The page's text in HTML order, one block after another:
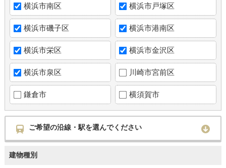
横浜市南区 横浜市戸塚区
横浜市磯子区 横浜市港南区
横浜市栄区 横浜市金沢区
横浜市泉区 川崎市宮前区
鎌倉市 横須賀市
ご希望の沿線・駅を選んでください
建物種別